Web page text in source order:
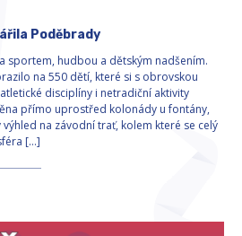
Poděbrady
sportem, hudbou a dětským nadšením.
na 550 dětí, které si s obrovskou
disciplíny i netradiční aktivity
přímo uprostřed kolonády u fontány,
na závodní trať, kolem které se celý
[…]